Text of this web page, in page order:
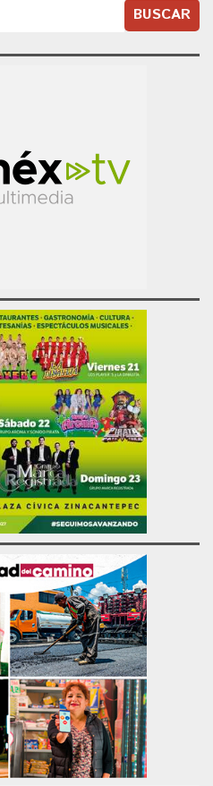
BUSCAR